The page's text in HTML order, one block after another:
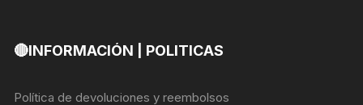
🔴INFORMACIÓN | POLITICAS
Política de devoluciones y reembolsos